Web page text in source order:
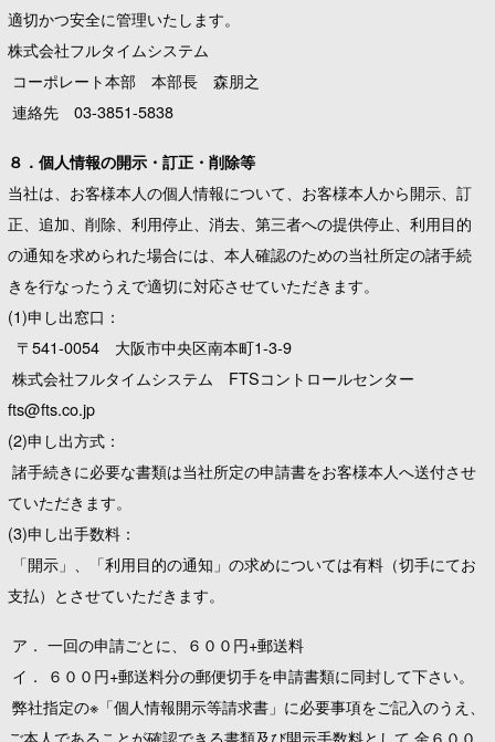
適切かつ安全に管理いたします。
株式会社フルタイムシステム
コーポレート本部 本部長 森朋之
連絡先 03-3851-5838
８．個人情報の開示・訂正・削除等
当社は、お客様本人の個人情報について、お客様本人から開示、訂
正、追加、削除、利用停止、消去、第三者への提供停止、利用目的
の通知を求められた場合には、本人確認のための当社所定の諸手続
きを行なったうえで適切に対応させていただきます。
(1)申し出窓口：
〒541-0054 大阪市中央区南本町1-3-9
株式会社フルタイムシステム FTSコントロールセンター
fts@fts.co.jp
(2)申し出方式：
諸手続きに必要な書類は当社所定の申請書をお客様本人へ送付させ
ていただきます。
(3)申し出手数料：
「開示」、「利用目的の通知」の求めについては有料（切手にてお
支払）とさせていただきます。
ア． 一回の申請ごとに、６００円+郵送料
イ． ６００円+郵送料分の郵便切手を申請書類に同封して下さい。
弊社指定の※「個人情報開示等請求書」に必要事項をご記入のうえ、
ご本人であることが確認できる書類及び開示手数料として 金６００